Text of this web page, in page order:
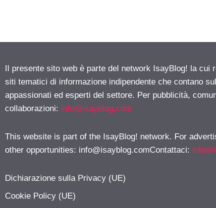
Il presente sito web è parte del network IsayBlog! la cui
siti tematici di informazione indipendente che contano
appassionati ed esperti del settore. Per pubblicità,
collaborazioni: info@isayblog.com
This website is part of the IsayBlog! network. For
other opportunities: info@isayblog.comContattaci:
Dichiarazione sulla Privacy (UE)
Cookie Policy (UE)